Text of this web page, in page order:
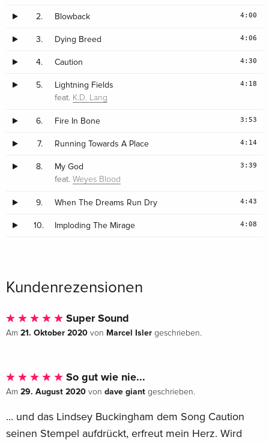
2. Blowback 4:00
3. Dying Breed 4:06
4. Caution 4:30
5.
Lightning Fields
feat. K.D. Lang
4:18
6. Fire In Bone 3:53
7. Running Towards A Place 4:14
8.
My God
feat.Weyes Blood
3:39
9. When The Dreams Run Dry 4:43
10. Imploding The Mirage 4:08
Kundenrezensionen
Super Sound
Am 21. Oktober 2020 von Marcel Isler geschrieben.
So gut wie nie...
Am 29. August 2020 von dave giant geschrieben.
... und das Lindsey Buckingham dem Song Caution
seinen Stempel aufdrückt, erfreut mein Herz. Wird